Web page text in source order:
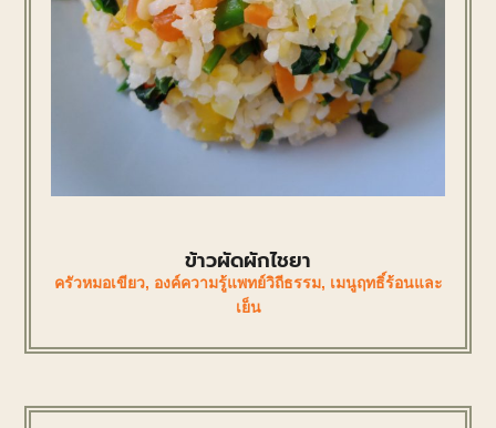
ข้าวผัดผักไชยา
ครัวหมอเขียว, องค์ความรู้แพทย์วิถีธรรม, เมนูฤทธิ์ร้อนและ
เย็น